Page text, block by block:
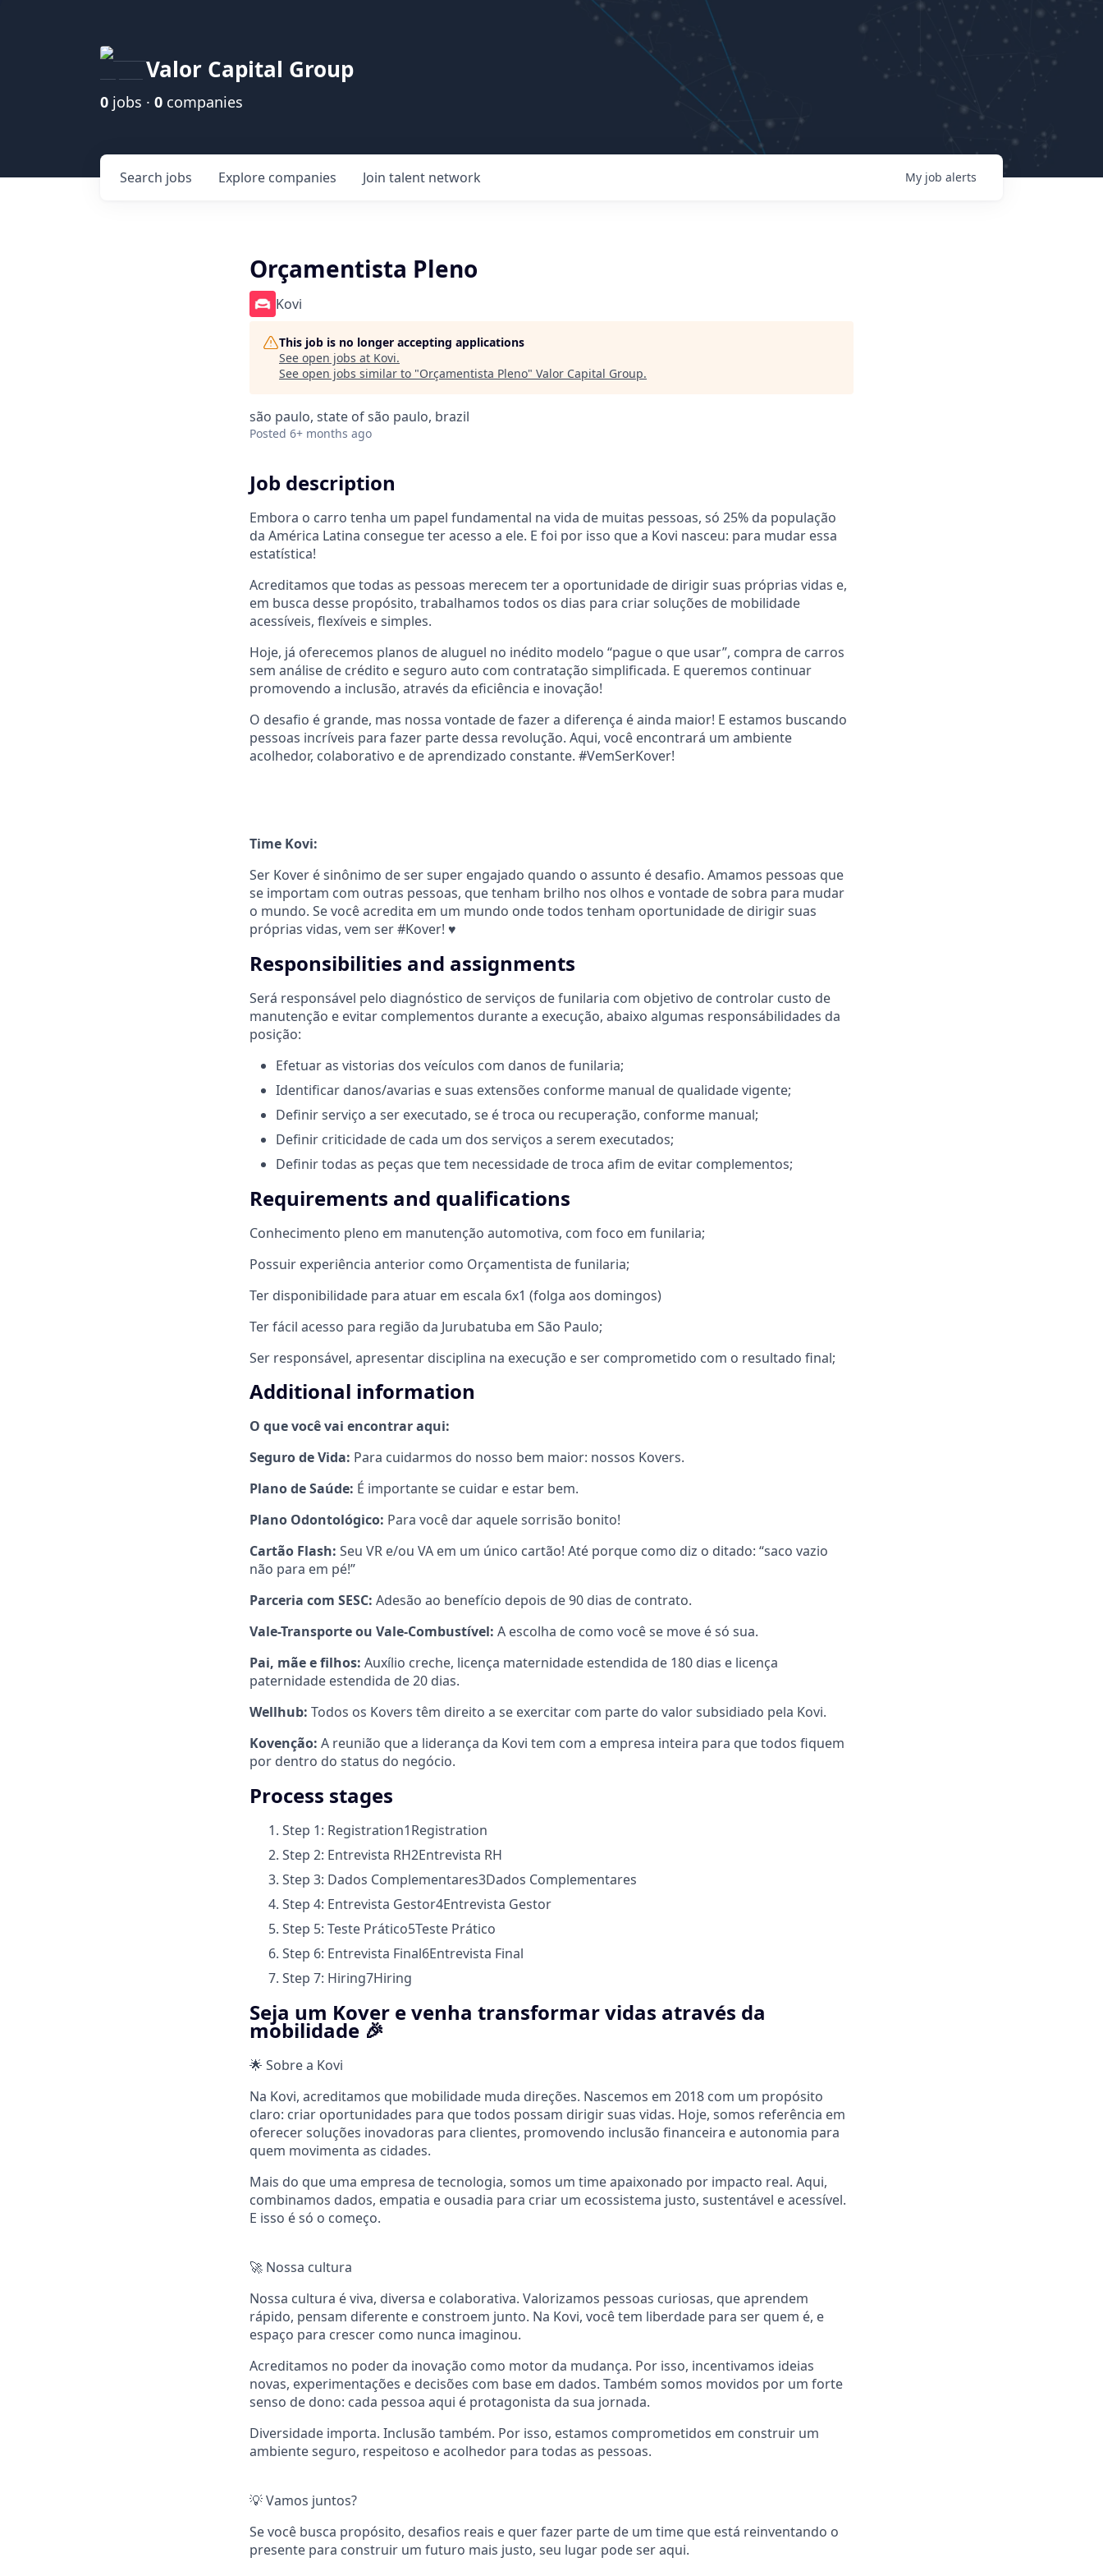
Valor Capital Group
0 jobs · 0 companies
Search jobs Explore companies Join talent network My job alerts
Orçamentista Pleno
Kovi
This job is no longer accepting applications
See open jobs at Kovi.
See open jobs similar to "Orçamentista Pleno" Valor Capital Group.
são paulo, state of são paulo, brazil
Posted 6+ months ago
Job description
Embora o carro tenha um papel fundamental na vida de muitas pessoas, só 25% da população
da América Latina consegue ter acesso a ele. E foi por isso que a Kovi nasceu: para mudar essa
estatística!
Acreditamos que todas as pessoas merecem ter a oportunidade de dirigir suas próprias vidas e,
em busca desse propósito, trabalhamos todos os dias para criar soluções de mobilidade
acessíveis, flexíveis e simples.
Hoje, já oferecemos planos de aluguel no inédito modelo “pague o que usar”, compra de carros
sem análise de crédito e seguro auto com contratação simplificada. E queremos continuar
promovendo a inclusão, através da eficiência e inovação!
O desafio é grande, mas nossa vontade de fazer a diferença é ainda maior! E estamos buscando
pessoas incríveis para fazer parte dessa revolução. Aqui, você encontrará um ambiente
acolhedor, colaborativo e de aprendizado constante. #VemSerKover!
Time Kovi:
Ser Kover é sinônimo de ser super engajado quando o assunto é desafio. Amamos pessoas que
se importam com outras pessoas, que tenham brilho nos olhos e vontade de sobra para mudar
o mundo. Se você acredita em um mundo onde todos tenham oportunidade de dirigir suas
próprias vidas, vem ser #Kover! ♥
Responsibilities and assignments
Será responsável pelo diagnóstico de serviços de funilaria com objetivo de controlar custo de
manutenção e evitar complementos durante a execução, abaixo algumas responsábilidades da
posição:
Efetuar as vistorias dos veículos com danos de funilaria;
Identificar danos/avarias e suas extensões conforme manual de qualidade vigente;
Definir serviço a ser executado, se é troca ou recuperação, conforme manual;
Definir criticidade de cada um dos serviços a serem executados;
Definir todas as peças que tem necessidade de troca afim de evitar complementos;
Requirements and qualifications
Conhecimento pleno em manutenção automotiva, com foco em funilaria;
Possuir experiência anterior como Orçamentista de funilaria;
Ter disponibilidade para atuar em escala 6x1 (folga aos domingos)
Ter fácil acesso para região da Jurubatuba em São Paulo;
Ser responsável, apresentar disciplina na execução e ser comprometido com o resultado final;
Additional information
O que você vai encontrar aqui:
Seguro de Vida: Para cuidarmos do nosso bem maior: nossos Kovers.
Plano de Saúde: É importante se cuidar e estar bem.
Plano Odontológico: Para você dar aquele sorrisão bonito!
Cartão Flash: Seu VR e/ou VA em um único cartão! Até porque como diz o ditado: “saco vazio
não para em pé!”
Parceria com SESC: Adesão ao benefício depois de 90 dias de contrato.
Vale-Transporte ou Vale-Combustível: A escolha de como você se move é só sua.
Pai, mãe e filhos: Auxílio creche, licença maternidade estendida de 180 dias e licença
paternidade estendida de 20 dias.
Wellhub: Todos os Kovers têm direito a se exercitar com parte do valor subsidiado pela Kovi.
Kovenção: A reunião que a liderança da Kovi tem com a empresa inteira para que todos fiquem
por dentro do status do negócio.
Process stages
Step 1: Registration1Registration
Step 2: Entrevista RH2Entrevista RH
Step 3: Dados Complementares3Dados Complementares
Step 4: Entrevista Gestor4Entrevista Gestor
Step 5: Teste Prático5Teste Prático
Step 6: Entrevista Final6Entrevista Final
Step 7: Hiring7Hiring
Seja um Kover e venha transformar vidas através da
mobilidade 🎉
🌟 Sobre a Kovi
Na Kovi, acreditamos que mobilidade muda direções. Nascemos em 2018 com um propósito
claro: criar oportunidades para que todos possam dirigir suas vidas. Hoje, somos referência em
oferecer soluções inovadoras para clientes, promovendo inclusão financeira e autonomia para
quem movimenta as cidades.
Mais do que uma empresa de tecnologia, somos um time apaixonado por impacto real. Aqui,
combinamos dados, empatia e ousadia para criar um ecossistema justo, sustentável e acessível.
E isso é só o começo.
🚀 Nossa cultura
Nossa cultura é viva, diversa e colaborativa. Valorizamos pessoas curiosas, que aprendem
rápido, pensam diferente e constroem junto. Na Kovi, você tem liberdade para ser quem é, e
espaço para crescer como nunca imaginou.
Acreditamos no poder da inovação como motor da mudança. Por isso, incentivamos ideias
novas, experimentações e decisões com base em dados. Também somos movidos por um forte
senso de dono: cada pessoa aqui é protagonista da sua jornada.
Diversidade importa. Inclusão também. Por isso, estamos comprometidos em construir um
ambiente seguro, respeitoso e acolhedor para todas as pessoas.
💡 Vamos juntos?
Se você busca propósito, desafios reais e quer fazer parte de um time que está reinventando o
presente para construir um futuro mais justo, seu lugar pode ser aqui.